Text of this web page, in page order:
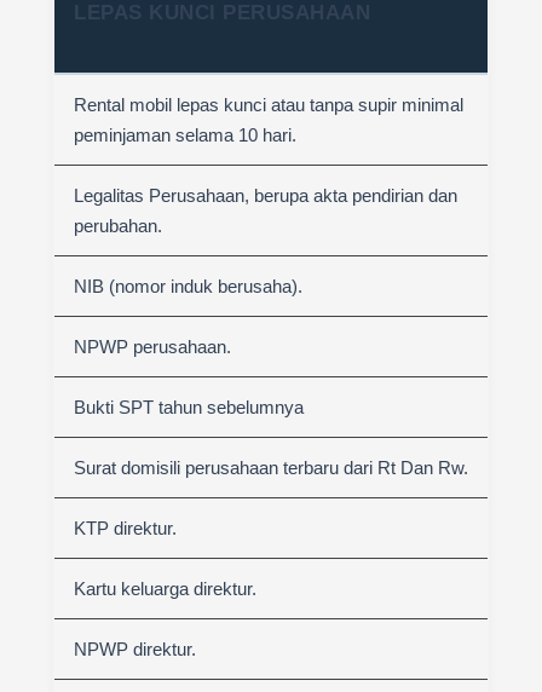
LEPAS KUNCI PERUSAHAAN
Rental mobil lepas kunci atau tanpa supir minimal
peminjaman selama 10 hari.
Legalitas Perusahaan, berupa akta pendirian dan
perubahan.
NIB (nomor induk berusaha).
NPWP perusahaan.
Bukti SPT tahun sebelumnya
Surat domisili perusahaan terbaru dari Rt Dan Rw.
KTP direktur.
Kartu keluarga direktur.
NPWP direktur.